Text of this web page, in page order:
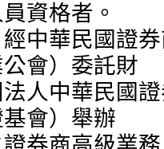
中華民國證
公會）委託財
會）舉辦